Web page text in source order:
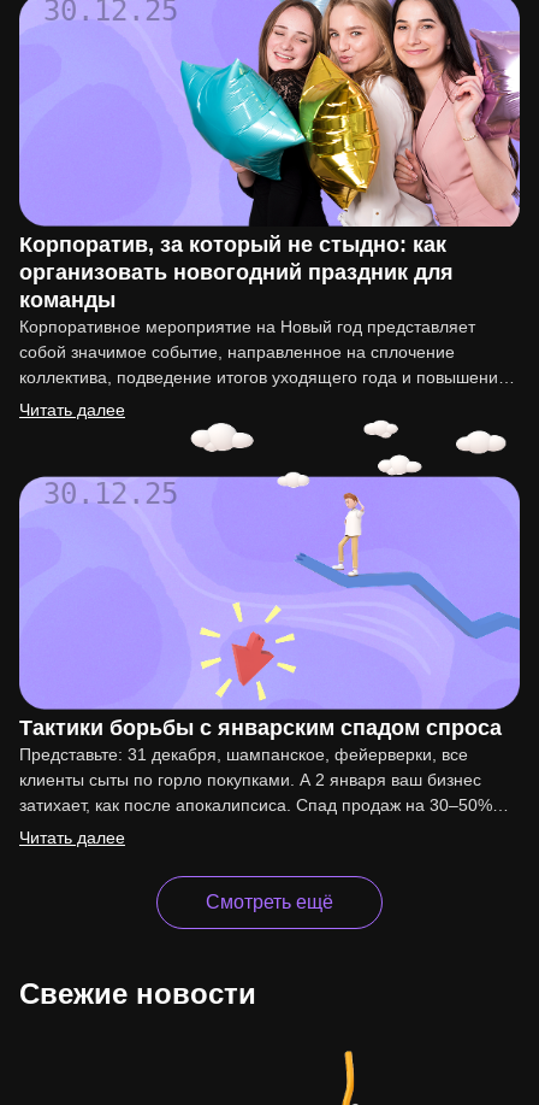
30.12.25
Корпоратив, за который не стыдно: как
организовать новогодний праздник для
команды
Корпоративное мероприятие на Новый год представляет
собой значимое событие, направленное на сплочение
коллектива, подведение итогов уходящего года и повышение
мотивации сотрудников. Организация такого праздника…
Читать далее
30.12.25
Тактики борьбы с январским спадом спроса
Представьте: 31 декабря, шампанское, фейерверки, все
клиенты сыты по горло покупками. А 2 января ваш бизнес
затихает, как после апокалипсиса. Спад продаж на 30–50%…
Читать далее
Смотреть ещё
Свежие новости